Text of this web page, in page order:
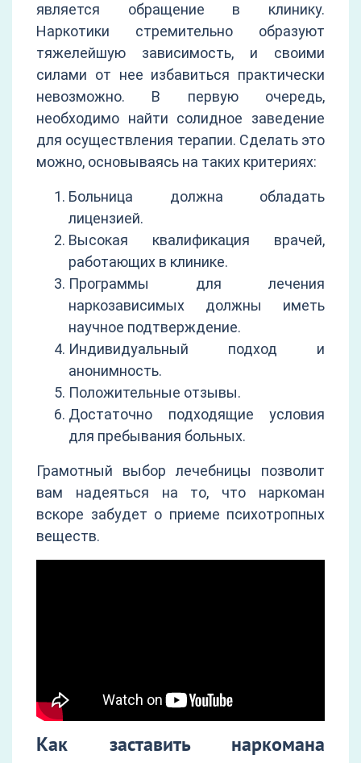
является обращение в клинику.
Наркотики стремительно образуют
тяжелейшую зависимость, и своими
силами от нее избавиться практически
невозможно. В первую очередь,
необходимо найти солидное заведение
для осуществления терапии. Сделать это
можно, основываясь на таких критериях:
Больница должна обладать
лицензией.
Высокая квалификация врачей,
работающих в клинике.
Программы для лечения
наркозависимых должны иметь
научное подтверждение.
Индивидуальный подход и
анонимность.
Положительные отзывы.
Достаточно подходящие условия
для пребывания больных.
Грамотный выбор лечебницы позволит
вам надеяться на то, что наркоман
вскоре забудет о приеме психотропных
веществ.
Как заставить наркомана